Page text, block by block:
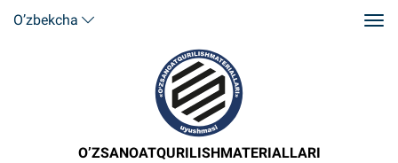
O’zbekcha
O’ZSANOATQURILISHMATERIALLARI